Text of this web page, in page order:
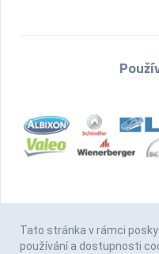
Tato stránka v rámci
používání a dostupnosti